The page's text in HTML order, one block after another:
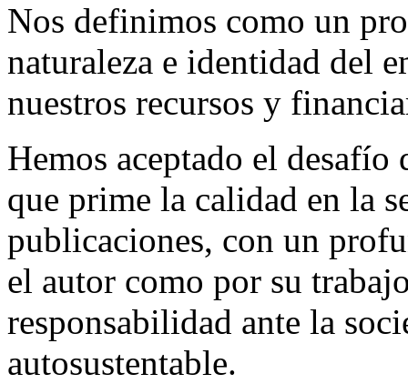
Nos definimos como un
naturaleza e identidad del
nuestros recursos y
Hemos aceptado el
que prime la calidad en la
publicaciones, con un
el autor como por su
responsabilidad ante la
autosustentable.